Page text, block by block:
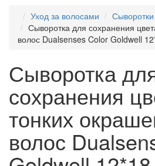
Уход за волосами
Сыворотка для сохранения
волос Dualsenses Color Goldwell
Сыворотка
сохранения
тонких
волос